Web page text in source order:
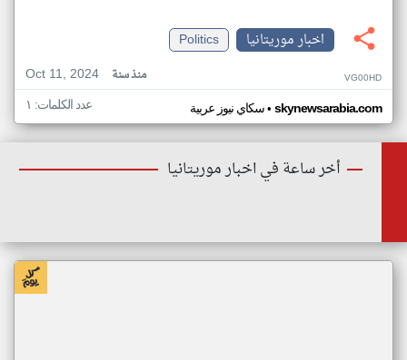
اخبار موريتانيا
Politics
Oct 11, 2024
منذ سنة VG00HD
سكاي نيوز عربية• skynewsarabia.com عدد الكلمات: ١
أخر ساعة في اخبار موريتانيا